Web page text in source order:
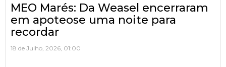
MEO Marés: Da Weasel encerraram
em apoteose uma noite para
recordar
18 de Julho, 2026, 01:00